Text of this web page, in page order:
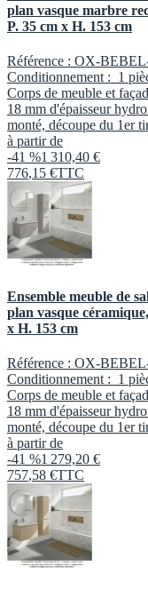
plan vasque marbre
P. 35 cm x H. 153 cm
Référence : OX-
Conditionnement : 1
Corps de meuble et
18 mm d'épaisseur
monté, découpe du 1er
à partir de
-41 %1 310,40 €
776,15 €TTC
Ensemble meuble de
plan vasque
x H. 153 cm
Référence : OX-
Conditionnement : 1
Corps de meuble et
18 mm d'épaisseur
monté, découpe du 1er
à partir de
-41 %1 279,20 €
757,58 €TTC